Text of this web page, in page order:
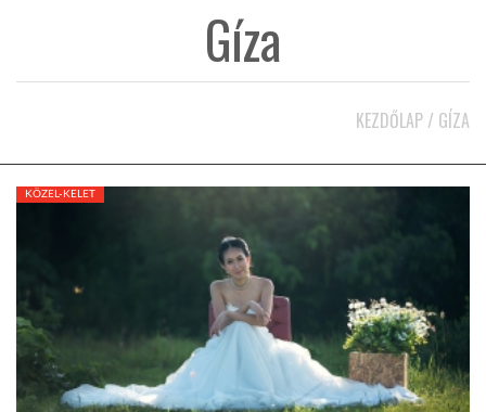
HÍR3D
GLOBOTV
AFRIKA TUDÁSTÁR
Gíza
KEZDŐLAP / GÍZA
KÖZEL-KELET